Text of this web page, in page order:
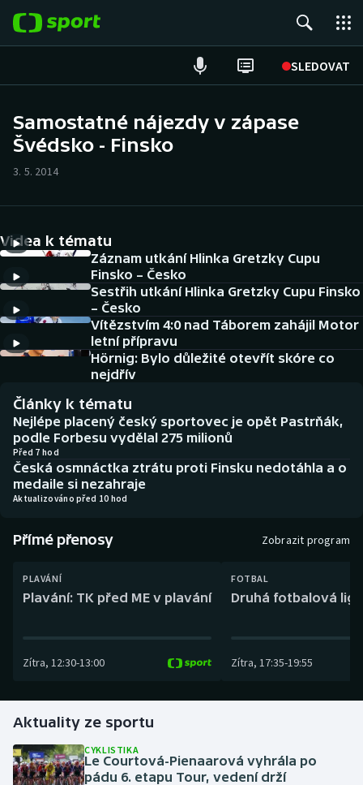
SLEDOVAT
Hokej
Cyklistika
DALŠÍ SPORTY
Americký fotbal
Baseball a softbal
Basketbal
Biatlon
Boby a skeleton
Box
Curling
Golf
Gymnastika
NEPŘEHLÉDNĚTE
Historické návraty
Aplikace ČT sport
AZ kvíz
Samostatné nájezdy v zápase
Švédsko - Finsko
3. 5. 2014
Videa k tématu
Záznam utkání Hlinka Gretzky Cupu
Finsko – Česko
Sestřih utkání Hlinka Gretzky Cupu Finsko
– Česko
Vítězstvím 4:0 nad Táborem zahájil Motor
letní přípravu
Hörnig: Bylo důležité otevřít skóre co
nejdřív
Články k tématu
Nejlépe placený český sportovec je opět Pastrňák,
podle Forbesu vydělal 275 milionů
Před 7 hod
Česká osmnáctka ztrátu proti Finsku nedotáhla a o
medaile si nezahraje
Aktualizováno před 10 hod
Přímé přenosy Zobrazit program
PLAVÁNÍ
Plavání: TK před ME v plavání
Zítra, 12:30-13:00
FOTBAL
Druhá fotbalová
Zítra, 17:35-19:55
Aktuality ze sportu
CYKLISTIKA
Le Courtová-Pienaarová vyhrála po
pádu 6. etapu Tour, vedení drží